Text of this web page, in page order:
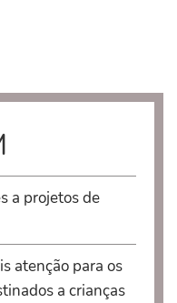
a projetos de
atenção para os
a crianças